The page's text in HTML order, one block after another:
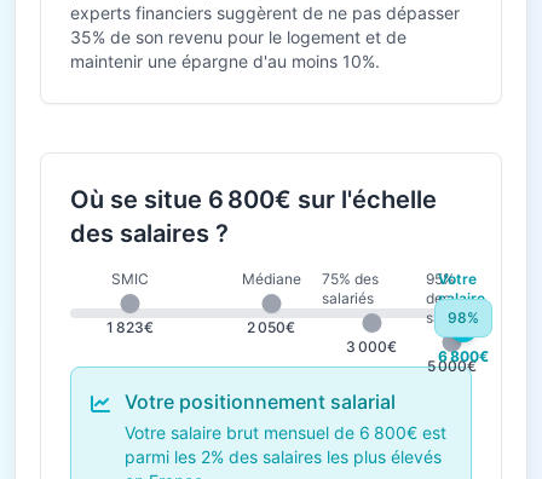
experts financiers suggèrent de ne pas dépasser
35% de son revenu pour le logement et de
maintenir une épargne d'au moins 10%.
Où se situe 6 800€ sur l'échelle
des salaires ?
SMIC
1 823€
Médiane
2 050€
75% des
salariés
3 000€
95%
des
salariés
5 000€
Votre
salaire
6 800€
98%
Votre positionnement salarial
Votre salaire brut mensuel de 6 800€ est
parmi les 2% des salaires les plus élevés